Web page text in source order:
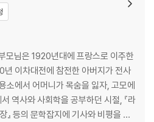
모님은 1920년대에 프랑스로 이주한
이차대전에 참전한 아버지가 전사
소에서 어머니가 목숨을 잃자, 고모에
역사와 사회학을 공부하던 시절, 『라
』 등의 문학잡지에 기사와 비평을 기